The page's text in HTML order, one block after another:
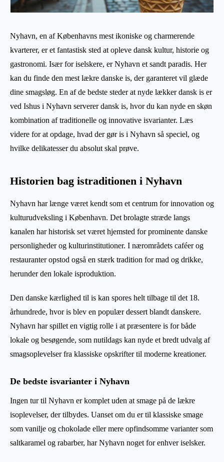
Nyhavn, en af Københavns mest ikoniske og charmerende
kvarterer, er et fantastisk sted at opleve dansk kultur, historie og
gastronomi. Især for iselskere, er Nyhavn et sandt paradis. Her
kan du finde den mest lækre danske is, der garanteret vil glæde
dine smagsløg. En af de bedste steder at nyde lækker dansk is er
ved Ishus i Nyhavn serverer dansk is, hvor du kan nyde en skøn
kombination af traditionelle og innovative isvarianter. Læs
videre for at opdage, hvad der gør is i Nyhavn så speciel, og
hvilke delikatesser du absolut skal prøve.
Historien bag istraditionen i Nyhavn
Nyhavn har længe været kendt som et centrum for innovation og
kulturudveksling i København. Det brolagte stræde langs
kanalen har historisk set været hjemsted for prominente danske
personligheder og kulturinstitutioner. I nærområdets caféer og
restauranter opstod også en stærk tradition for mad og drikke,
herunder den lokale isproduktion.
Den danske kærlighed til is kan spores helt tilbage til det 18.
århundrede, hvor is blev en populær dessert blandt danskere.
Nyhavn har spillet en vigtig rolle i at præsentere is for både
lokale og besøgende, som nutildags kan nyde et bredt udvalg af
smagsoplevelser fra klassiske opskrifter til moderne kreationer.
De bedste isvarianter i Nyhavn
Ingen tur til Nyhavn er komplet uden at smage på de lækre
isoplevelser, der tilbydes. Uanset om du er til klassiske smage
som vanilje og chokolade eller mere opfindsomme varianter som
saltkaramel og rabarber, har Nyhavn noget for enhver iselsker.